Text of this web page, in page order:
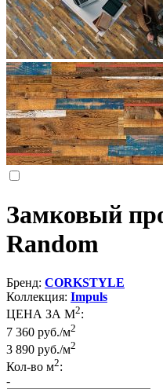
Замковый
Random
Бренд: CORKSTYLE
Коллекция: Impuls
ЦЕНА ЗА М2:
7 360 руб./м2
3 890 руб./м2
Кол-во м2:
-